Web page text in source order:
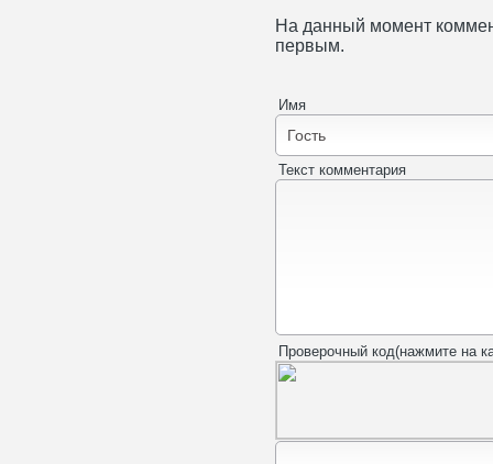
На данный момент
первым.
Имя
Текст комментария
Проверочный код(нажмите на